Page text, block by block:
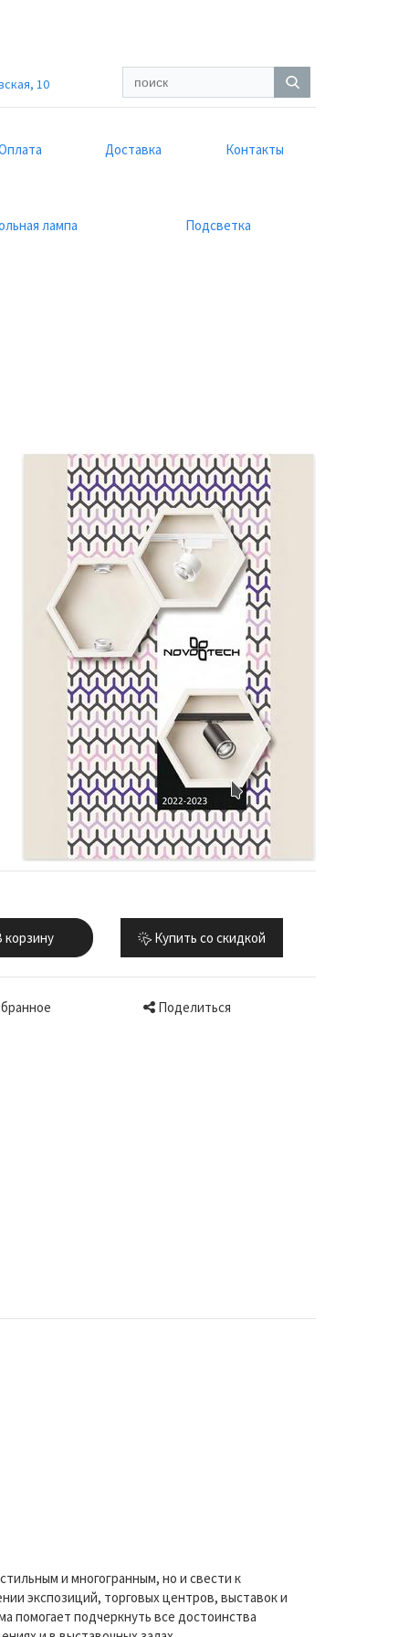
10
Доставка Контакты
лампа Подсветка
Купить со скидкой
Поделиться
и многогранным, но и свести к
экспозиций, торговых центров, выставок и
помогает подчеркнуть все достоинства